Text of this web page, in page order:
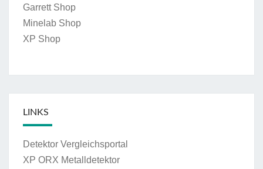
Garrett Shop
Minelab Shop
XP Shop
LINKS
Detektor Vergleichsportal
XP ORX Metalldetektor